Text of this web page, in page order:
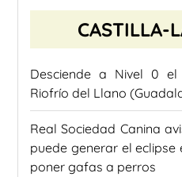
CASTILLA-
Desciende a Nivel 0
Riofrío del Llano
Real Sociedad Canina
puede generar el
poner gafas a perros